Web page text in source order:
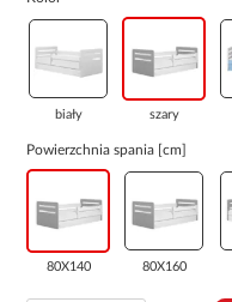
biały szary
Powierzchnia spania [cm]
80X140 80X160